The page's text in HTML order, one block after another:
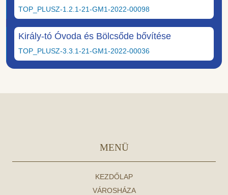
TOP_PLUSZ-1.2.1-21-GM1-2022-00098
Király-tó Óvoda és Bölcsőde bővítése
TOP_PLUSZ-3.3.1-21-GM1-2022-00036
MENÜ
KEZDŐLAP
VÁROSHÁZA